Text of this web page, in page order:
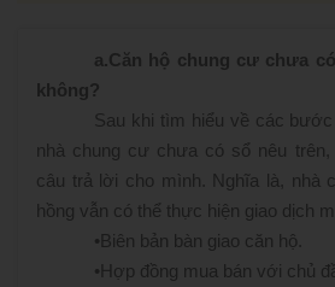
a.Căn hộ chung cư chưa
không?
Sau khi tìm hiểu về các
nhà chung cư chưa có sổ nêu
câu trả lời cho mình. Nghĩa là, nhà
hồng vẫn có thể thực hiện giao dịch
•Biên bản bàn giao căn hộ.
•Hợp đồng mua bán với chủ